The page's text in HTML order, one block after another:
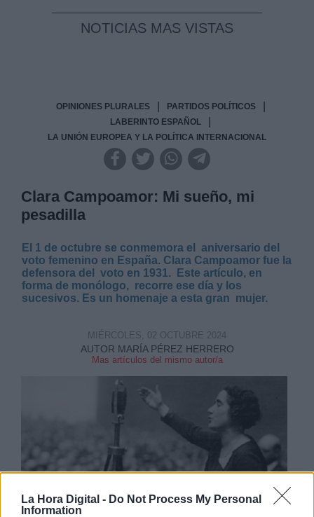
La Hora Digital - Do Not Process My Personal
Information
NOTICIAS MAS VISTAS
OPINIONES PLURALES PARTIDOS POLÍTICOS
LABERINTO ESPAÑOL
LA UNIÓN EUROPEA Y LA POLÍTICA INTERNACIONAL
Clara Campoamor: Mi sueño, mi
pesadilla
El 1 de octubre se conmemora el aniversario del
voto femenino en España. Clara Campoamor fue la
defensora del voto en 1931. Este artículo, en
forma de monólogo, recorre ese día y los
sucesivos. Es un homenaje a esta gran mujer.
AUTOR MARÍA PÉREZ HERRERO
Mas artículos del mismo autor/a
MIÉRCOLES, 02 OCTUBRE 2024